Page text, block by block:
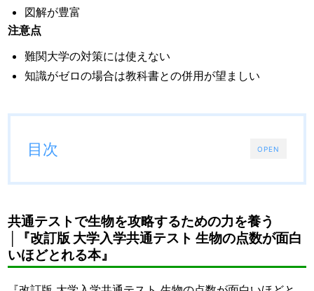
図解が豊富
注意点
難関大学の対策には使えない
知識がゼロの場合は教科書との併用が望ましい
OPEN
目次
共通テストで生物を攻略するための力を養う
│『改訂版 大学入学共通テスト 生物の点数が面白
いほどとれる本』